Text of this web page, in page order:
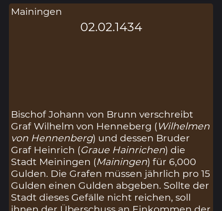
Mainingen
02.02.1434
Bischof Johann von Brunn verschreibt
Graf Wilhelm von Henneberg (Wilhelmen
von Hennenberg) und dessen Bruder
Graf Heinrich (Graue Hainrichen) die
Stadt Meiningen (Mainingen) für 6,000
Gulden. Die Grafen müssen jährlich pro 15
Gulden einen Gulden abgeben. Sollte der
Stadt dieses Gefälle nicht reichen, soll